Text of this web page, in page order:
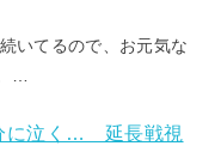
いてるので、お元気な
…
に泣く… 延長戦視